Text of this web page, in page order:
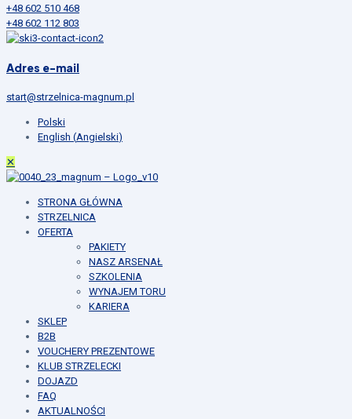
+48 602 510 468
+48 602 112 803
Adres e-mail
start@strzelnica-magnum.pl
Polski
English (Angielski)
✕
STRONA GŁÓWNA
STRZELNICA
OFERTA
PAKIETY
NASZ ARSENAŁ
SZKOLENIA
WYNAJEM TORU
KARIERA
SKLEP
B2B
VOUCHERY PREZENTOWE
KLUB STRZELECKI
DOJAZD
FAQ
AKTUALNOŚCI